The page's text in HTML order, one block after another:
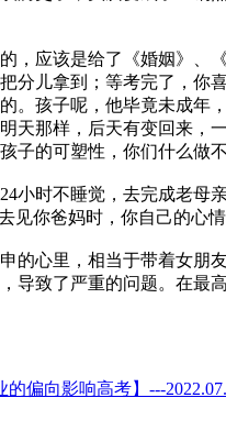
，应该是给了《婚姻》、
分儿拿到；等考完了，你
。孩子呢，他毕竟未成
天那样，后天有变回来，
子的可塑性，你们什么做
小时不睡觉，去完成老
你爸妈时，你自己的心
的心里，相当于带着女朋
导致了严重的问题。在最
的偏向影响高考】---